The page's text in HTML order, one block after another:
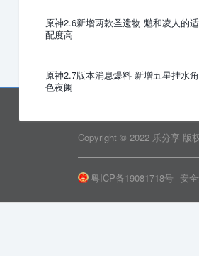
原神2.6新增两款圣遗物 魈和凌人的适
配度高
原神2.7版本消息爆料 新增五星挂水角
色夜阑
Copyright © 2022 乐分享 版
粤ICP备19081718号 安